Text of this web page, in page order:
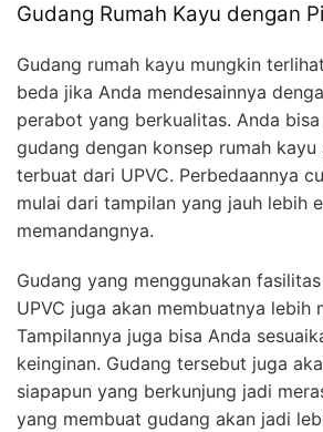
Gudang Rumah Kayu dengan
Gudang rumah kayu mungkin
beda jika Anda mendesainnya
perabot yang berkualitas. Anda
gudang dengan konsep rumah
terbuat dari UPVC. Perbedaannya
mulai dari tampilan yang jauh lebih
memandangnya.
Gudang yang menggunakan
UPVC juga akan membuatnya lebih
Tampilannya juga bisa Anda
keinginan. Gudang tersebut juga
siapapun yang berkunjung jadi
yang membuat gudang akan jadi